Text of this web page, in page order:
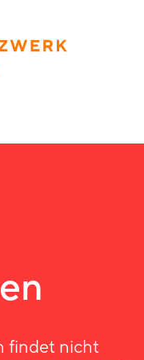
findet nicht